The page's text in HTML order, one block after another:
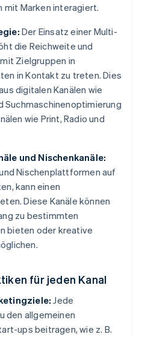
mit Marken interagiert.
Der Einsatz einer Multi-
die Reichweite und
Zielgruppen in
in Kontakt zu treten. Dies
digitalen Kanälen wie
Suchmaschinenoptimierung
wie Print, Radio und
und Nischenkanäle:
Nischenplattformen auf
kann einen
Diese Kanäle können
zu bestimmten
bieten oder kreative
für jeden Kanal
Jede
den allgemeinen
ups beitragen, wie z. B.